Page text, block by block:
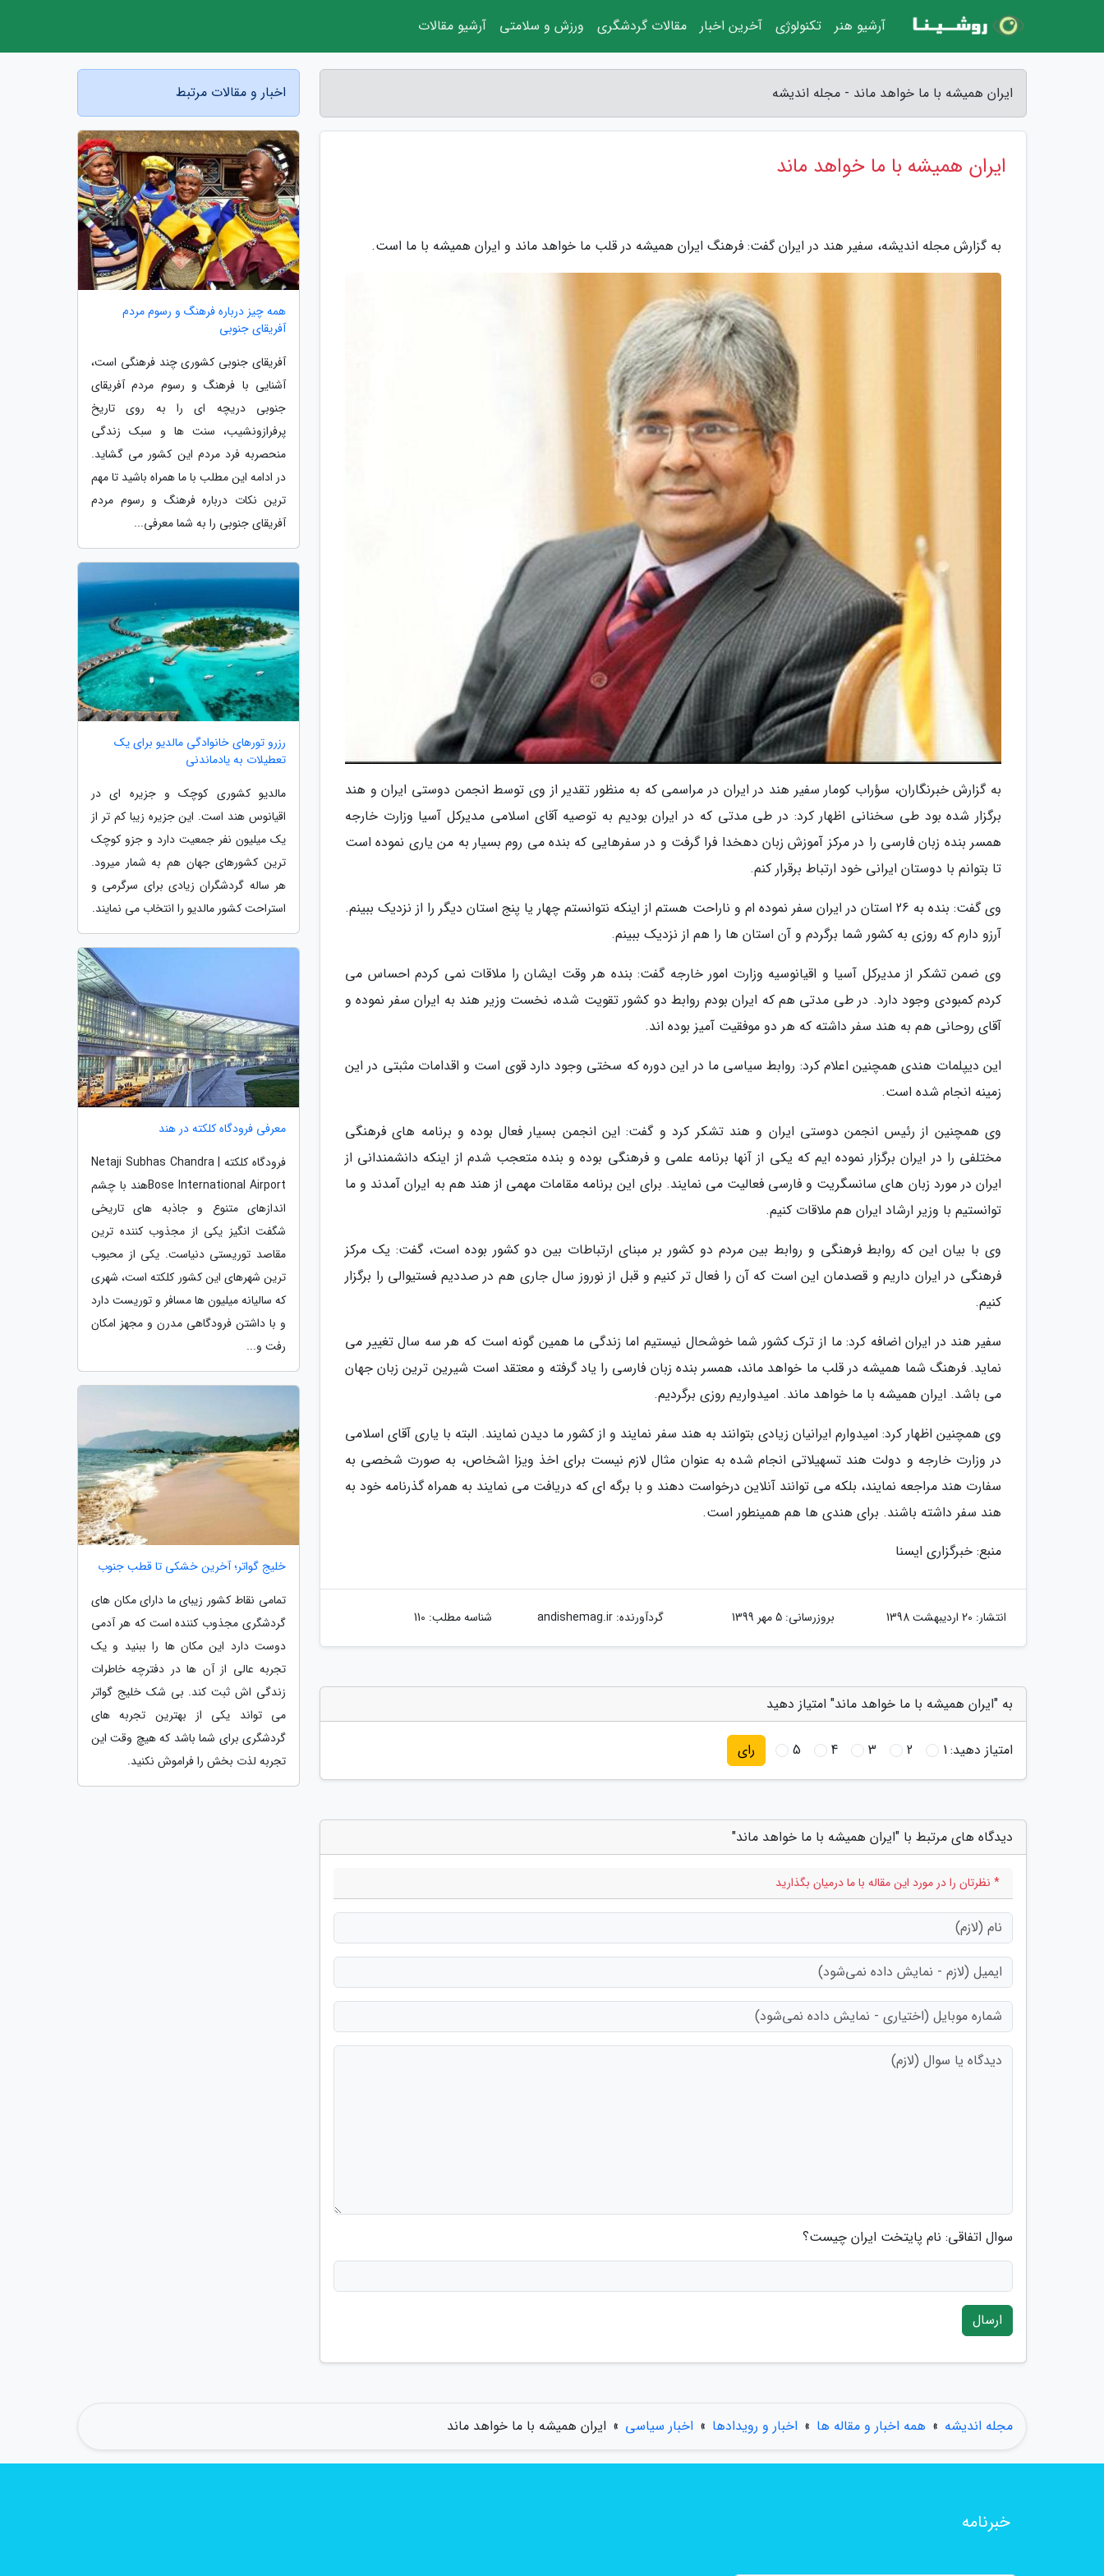
ایران همیشه با ما خواهد ماند - مجله اندیشه
ایران همیشه با ما خواهد ماند
به گزارش مجله اندیشه، سفیر هند در ایران گفت: فرهنگ ایران همیشه در قلب ما خواهد ماند و ایران همیشه با ما است.
به گزارش خبرنگاران، سؤراب کومار سفیر هند در ایران در مراسمی که به منظور تقدیر از وی توسط انجمن دوستی ایران و هند
برگزار شده بود طی سخنانی اظهار کرد: در طی مدتی که در ایران بودیم به توصیه آقای اسلامی مدیرکل آسیا وزارت خارجه
همسر بنده زبان فارسی را در مرکز آموزش زبان دهخدا فرا گرفت و در سفرهایی که بنده می روم بسیار به من یاری نموده است
تا بتوانم با دوستان ایرانی خود ارتباط برقرار کنم.
وی گفت: بنده به 26 استان در ایران سفر نموده ام و ناراحت هستم از اینکه نتوانستم چهار یا پنج استان دیگر را از نزدیک ببینم.
آرزو دارم که روزی به کشور شما برگردم و آن استان ها را هم از نزدیک ببینم.
وی ضمن تشکر از مدیرکل آسیا و اقیانوسیه وزارت امور خارجه گفت: بنده هر وقت ایشان را ملاقات نمی کردم احساس می
کردم کمبودی وجود دارد. در طی مدتی هم که ایران بودم روابط دو کشور تقویت شده، نخست وزیر هند به ایران سفر نموده و
آقای روحانی هم به هند سفر داشته که هر دو موفقیت آمیز بوده اند.
این دیپلمات هندی همچنین اعلام کرد: روابط سیاسی ما در این دوره که سختی وجود دارد قوی است و اقدامات مثبتی در این
زمینه انجام شده است.
وی همچنین از رئیس انجمن دوستی ایران و هند تشکر کرد و گفت: این انجمن بسیار فعال بوده و برنامه های فرهنگی
مختلفی را در ایران برگزار نموده ایم که یکی از آنها برنامه علمی و فرهنگی بوده و بنده متعجب شدم از اینکه دانشمندانی از
ایران در مورد زبان های سانسگریت و فارسی فعالیت می نمایند. برای این برنامه مقامات مهمی از هند هم به ایران آمدند و ما
توانستیم با وزیر ارشاد ایران هم ملاقات کنیم.
وی با بیان این که روابط فرهنگی و روابط بین مردم دو کشور بر مبنای ارتباطات بین دو کشور بوده است، گفت: یک مرکز
فرهنگی در ایران داریم و قصدمان این است که آن را فعال تر کنیم و قبل از نوروز سال جاری هم در صددیم فستیوالی را برگزار
کنیم.
سفیر هند در ایران اضافه کرد: ما از ترک کشور شما خوشحال نیستیم اما زندگی ما همین گونه است که هر سه سال تغییر می
نماید. فرهنگ شما همیشه در قلب ما خواهد ماند، همسر بنده زبان فارسی را یاد گرفته و معتقد است شیرین ترین زبان جهان
می باشد. ایران همیشه با ما خواهد ماند. امیدواریم روزی برگردیم.
وی همچنین اظهار کرد: امیدوارم ایرانیان زیادی بتوانند به هند سفر نمایند و از کشور ما دیدن نمایند. البته با یاری آقای اسلامی
در وزارت خارجه و دولت هند تسهیلاتی انجام شده به عنوان مثال لازم نیست برای اخذ ویزا اشخاص، به صورت شخصی به
سفارت هند مراجعه نمایند، بلکه می توانند آنلاین درخواست دهند و با برگه ای که دریافت می نمایند به همراه گذرنامه خود به
هند سفر داشته باشند. برای هندی ها هم همینطور است.
منبع: خبرگزاری ایسنا
انتشار: 20 اردیبهشت 1398 بروزرسانی: 5 مهر 1399 گردآورنده:andishemag.ir شناسه مطلب: 110
به "ایران همیشه با ما خواهد ماند" امتیاز دهید
امتیاز دهید:1
2
3
4
5 رای
دیدگاه های مرتبط با "ایران همیشه با ما خواهد ماند"
* نظرتان را در مورد این مقاله با ما درمیان بگذارید
سوال اتفاقی: نام پایتخت ایران چیست؟
ارسال
اخبار و مقالات مرتبط
همه چیز درباره فرهنگ و رسوم مردم
آفریقای جنوبی
آفریقای جنوبی کشوری چند فرهنگی است،
آشنایی با فرهنگ و رسوم مردم آفریقای
جنوبی دریچه ای را به روی تاریخ
پرفرازونشیب، سنت ها و سبک زندگی
منحصربه فرد مردم این کشور می گشاید.
در ادامه این مطلب با ما همراه باشید تا مهم
ترین نکات درباره فرهنگ و رسوم مردم
آفریقای جنوبی را به شما معرفی...
رزرو تورهای خانوادگی مالدیو برای یک
تعطیلات به یادماندنی
مالدیو کشوری کوچک و جزیره ای در
اقیانوس هند است. این جزیره زیبا کم تر از
یک میلیون نفر جمعیت دارد و جزو کوچک
ترین کشورهای جهان هم به شمار میرود.
هر ساله گردشگران زیادی برای سرگرمی و
استراحت کشور مالدیو را انتخاب می نمایند.
معرفی فرودگاه کلکته در هند
فرودگاه کلکته | Netaji Subhas Chandra
Bose International Airportهند با چشم
اندازهای متنوع و جاذبه های تاریخی
شگفت انگیز یکی از مجذوب کننده ترین
مقاصد توریستی دنیاست. یکی از محبوب
ترین شهرهای این کشور کلکته است، شهری
که سالیانه میلیون ها مسافر و توریست دارد
و با داشتن فرودگاهی مدرن و مجهز امکان
رفت و...
خلیج گواتر؛ آخرین خشکی تا قطب جنوب
تمامی نقاط کشور زیبای ما دارای مکان های
گردشگری مجذوب کننده است که هر آدمی
دوست دارد این مکان ها را ببنید و یک
تجربه عالی از آن ها در دفترچه خاطرات
زندگی اش ثبت کند. بی شک خلیج گواتر
می تواند یکی از بهترین تجربه های
گردشگری برای شما باشد که هیچ وقت این
تجربه لذت بخش را فراموش نکنید.
مجله اندیشه » همه اخبار و مقاله ها » اخبار و رویدادها » اخبار سیاسی » ایران همیشه با ما خواهد ماند
آرشیو هنر تکنولوژی آخرین اخبار مقالات گردشگری ورزش و سلامتی آرشیو مقالات
خبرنامه